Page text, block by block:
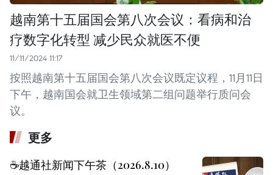
越南第十五届国会第八次会议：看病和治
疗数字化转型 减少民众就医不便
11/11/2024 11:17
按照越南第十五届国会第八次会议既定议程，11月11日
下午，越南国会就卫生领域第二组问题举行质问会
议。
更多
☕️越通社新闻下午茶（2026.8.10）